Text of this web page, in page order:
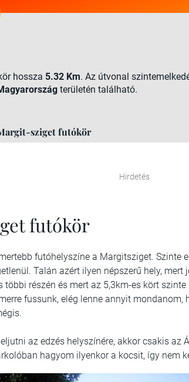
hossza 5.32 Km. Az útvonal
területén található.
sziget futókör
Hirdetés
futókör
futóhelyszíne a Margitsziget. Szinte
Talán azért ilyen népszerű hely, mert
többi részén és mert az 5,3km-es kört
fussunk, elég lenne annyit mondanom,
az edzés helyszínére, akkor csakis az
hagyom ilyenkor a kocsit, így nem